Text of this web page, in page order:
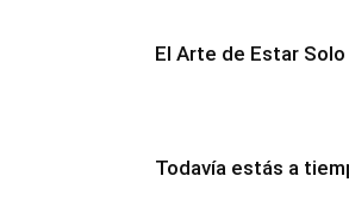
El Arte de Estar Solo
Todavía estás a